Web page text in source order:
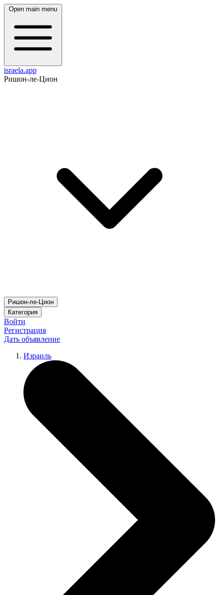
Open main menu
israela.app
Ришон-ле-Цион
Ришон-ле-Цион
Категория
Войти
Регистрация
Дать объявление
Израиль